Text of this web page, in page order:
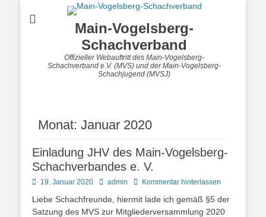
Main-Vogelsberg-
Schachverband
Offizieller Webauftritt des Main-Vogelsberg-
Schachverband e.V. (MVS) und der Main-Vogelsberg-
Schachjugend (MVSJ)
Monat: Januar 2020
Einladung JHV des Main-Vogelsberg-
Schachverbandes e. V.
Posted
19. Januar 2020 Autoradmin Kommentar hinterlassen
Liebe Schachfreunde, hiermit lade ich gemäß §5 der
Satzung des MVS zur Mitgliederversammlung 2020